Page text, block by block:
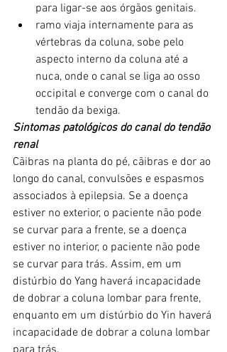
para ligar-se aos órgãos genitais.
ramo viaja internamente para as
vértebras da coluna, sobe pelo
aspecto interno da coluna até a
nuca, onde o canal se liga ao osso
occipital e converge com o canal do
tendão da bexiga.
Sintomas patológicos do canal do tendão
renal
Cãibras na planta do pé, cãibras e dor ao
longo do canal, convulsões e espasmos
associados à epilepsia. Se a doença
estiver no exterior, o paciente não pode
se curvar para a frente, se a doença
estiver no interior, o paciente não pode
se curvar para trás. Assim, em um
distúrbio do Yang haverá incapacidade
de dobrar a coluna lombar para frente,
enquanto em um distúrbio do Yin haverá
incapacidade de dobrar a coluna lombar